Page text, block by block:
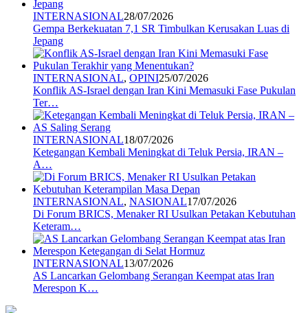
INTERNASIONAL28/07/2026
Gempa Berkekuatan 7,1 SR Timbulkan Kerusakan Luas di
Jepang
INTERNASIONAL, OPINI25/07/2026
Konflik AS-Israel dengan Iran Kini Memasuki Fase Pukulan
Ter…
INTERNASIONAL18/07/2026
Ketegangan Kembali Meningkat di Teluk Persia, IRAN –
A…
INTERNASIONAL, NASIONAL17/07/2026
Di Forum BRICS, Menaker RI Usulkan Petakan Kebutuhan
Keteram…
INTERNASIONAL13/07/2026
AS Lancarkan Gelombang Serangan Keempat atas Iran
Merespon K…